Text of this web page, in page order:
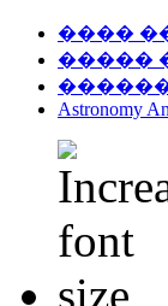
����
�����
Astronomy